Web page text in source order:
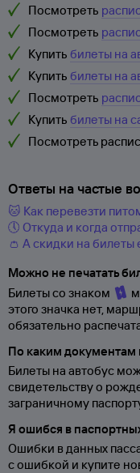
Посмотреть
Посмотреть
Купить билеты на
Купить билеты на
Посмотреть
Купить билеты на
Посмотреть
Ответы на частые
🐱 Как перевезти
🕔 Откуда и когда
👛 А скидки на билеты
Можно не печатать
Билеты со знаком
этого значка нет,
обязательно
По каким документам
Билеты на автобус
свидетельству о
заграничному
Я ошибся в
Ошибки в данных
с ошибкой и купите